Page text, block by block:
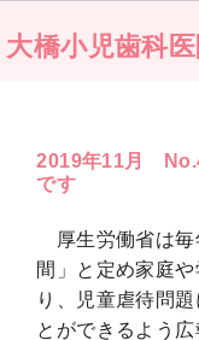
大橋小児歯科
2019年11月
です
厚生労働省は毎
間」と定め家庭
り、児童虐待問
とができるよう